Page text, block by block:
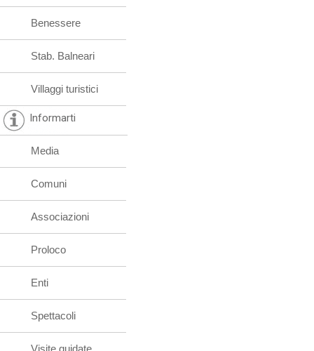
Benessere
Stab. Balneari
Villaggi turistici
Informarti
Media
Comuni
Associazioni
Proloco
Enti
Spettacoli
Visite guidate